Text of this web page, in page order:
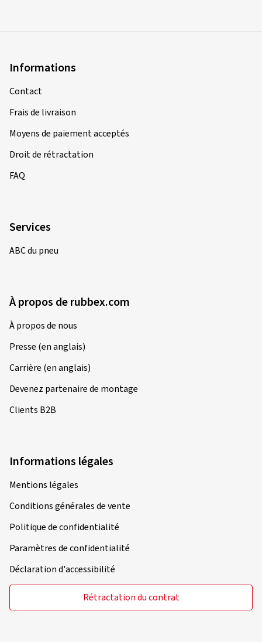
Informations
Contact
Frais de livraison
Moyens de paiement acceptés
Droit de rétractation
FAQ
Services
ABC du pneu
À propos de rubbex.com
À propos de nous
Presse (en anglais)
Carrière (en anglais)
Devenez partenaire de montage
Clients B2B
Informations légales
Mentions légales
Conditions générales de vente
Politique de confidentialité
Paramètres de confidentialité
Déclaration d'accessibilité
Rétractation du contrat